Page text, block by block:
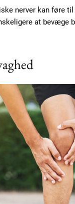
nerver kan føre
at bevæge